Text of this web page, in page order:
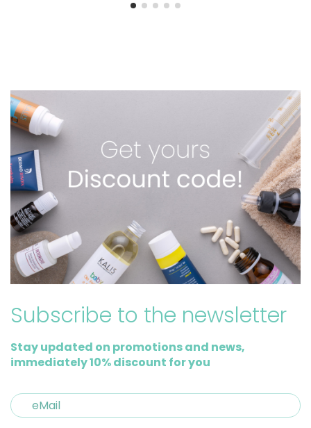
Subscribe to the newsletter
Stay updated on promotions and news,
immediately 10% discount for you